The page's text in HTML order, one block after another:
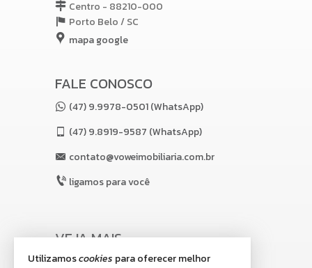
Centro - 88210-000
Porto Belo /SC
mapa google
FALE CONOSCO
(47) 9.9978-0501 (WhatsApp)
(47)9.8919-9587 (WhatsApp)
contato@voweimobiliaria.com.br
ligamos para você
VEJA MAIS
receba nosso newsletter
Utilizamoscookies para oferecer melhor